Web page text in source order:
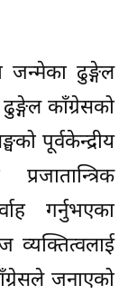
जन्मेका ढुङ्गेल
काँग्रेसको
पूर्वकेन्द्रीय
गर्नुभएका
व्यक्तित्वलाई
जनाएको